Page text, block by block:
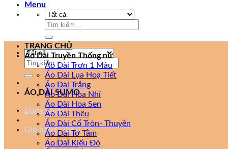
Menu
Tìm
Tìm
ÁO DÀI SUMO
Đăng nhập
Giỏ hàng /0₫ 0
TRANG CHỦ
Áo Dài Truyền Thống nữ
Áo Dài Trơn 1 Màu
Áo Dài Lụa Hoạ Tiết
Áo Dài Trắng
Áo Dài Hoa Nhí
Áo Dài Hoa Sen
Áo Dài Thêu
Áo Dài Cổ Tròn- Thuyền
Áo Dài Tơ Tằm
Áo Dài Kiểu Đỏ